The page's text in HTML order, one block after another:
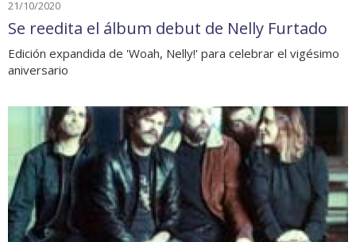
21/10/2020
Se reedita el álbum debut de Nelly Furtado
Edición expandida de 'Woah, Nelly!' para celebrar el vigésimo
aniversario